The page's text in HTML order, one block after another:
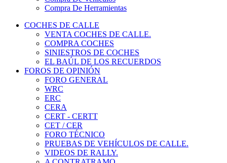
COCHES DE CALLE
VENTA COCHES DE CALLE.
COMPRA COCHES
SINIESTROS DE COCHES
EL BAÚL DE LOS RECUERDOS
FOROS DE OPINIÓN
FORO GENERAL
WRC
ERC
CERA
CERT - CERTT
CET / CER
FORO TÉCNICO
PRUEBAS DE VEHÍCULOS DE CALLE.
VIDEOS DE RALLY.
A CONTRATRAMO
TIENDA ONLINE